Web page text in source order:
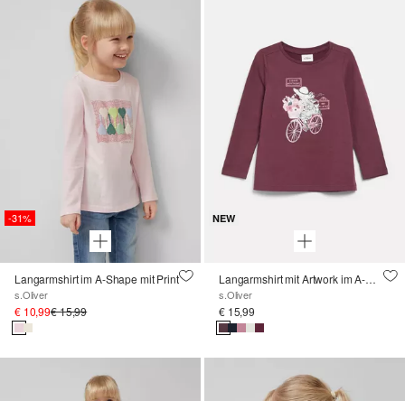
-31%
Langarmshirt im A-Shape mit Print
s.Oliver
€ 10,99€ 15,99
NEW
Langarmshirt mit Artwork im A-Shape
s.Oliver
€ 15,99